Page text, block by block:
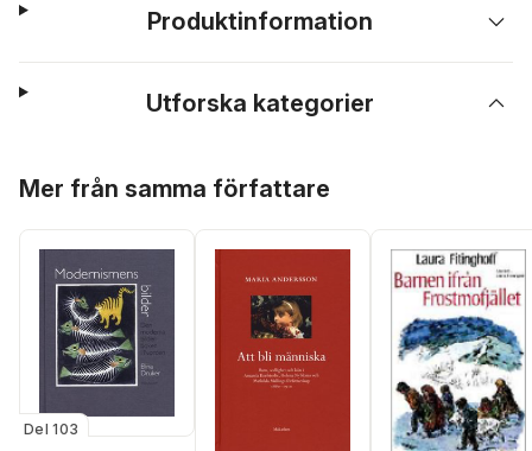
Produktinformation
Utforska kategorier
Mer från samma författare
Del 103